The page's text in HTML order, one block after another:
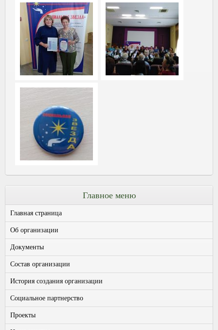
Главное меню
Главная страница
Об организации
Документы
Состав организации
История создания организации
Социальное партнерство
Проекты